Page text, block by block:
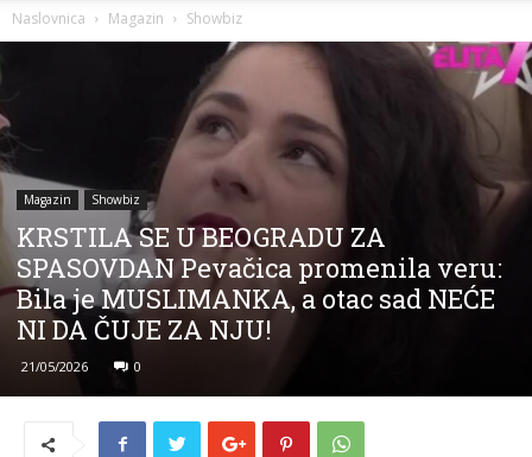
Naslovnica Magazin Showbiz
Magazin Showbiz
KRSTILA SE U BEOGRADU ZA
SPASOVDAN Pevačica promenila veru:
Bila je MUSLIMANKA, a otac sad NEĆE
NI DA ČUJE ZA NJU!
21/05/2026 0